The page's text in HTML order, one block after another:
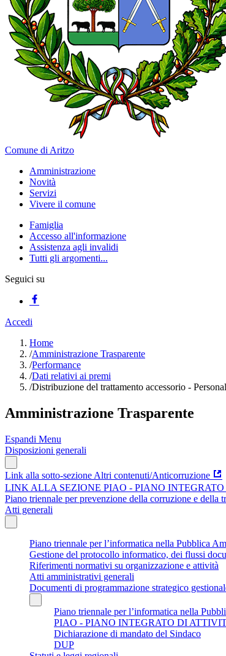
Comune di Aritzo
Amministrazione
Novità
Servizi
Vivere il comune
Famiglia
Accesso all'informazione
Assistenza agli invalidi
Tutti gli argomenti...
Seguici su
Accedi
Home
/Amministrazione Trasparente
/Performance
/Dati relativi ai premi
/Distribuzione del trattamento accessorio -
Amministrazione Trasparente
Espandi Menu
Disposizioni generali
Link alla sotto-sezione Altri contenuti/Anticorruzione
LINK ALLA SEZIONE PIAO - PIANO
Piano triennale per prevenzione della corruzione e della
Atti generali
Piano triennale per l’informatica nella Pubblica
Gestione del protocollo informatico, dei flussi
Riferimenti normativi su organizzazione e attività
Atti amministrativi generali
Documenti di programmazione strategico
Piano triennale per l’informatica nella
PIAO - PIANO INTEGRATO DI
Dichiarazione di mandato del Sindaco
DUP